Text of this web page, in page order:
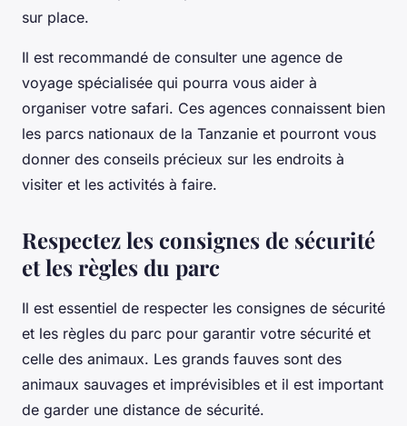
sur place.
Il est recommandé de consulter une agence de
voyage spécialisée qui pourra vous aider à
organiser votre safari. Ces agences connaissent bien
les parcs nationaux de la Tanzanie et pourront vous
donner des conseils précieux sur les endroits à
visiter et les activités à faire.
Respectez les consignes de sécurité
et les règles du parc
Il est essentiel de respecter les consignes de sécurité
et les règles du parc pour garantir votre sécurité et
celle des animaux. Les grands fauves sont des
animaux sauvages et imprévisibles et il est important
de garder une distance de sécurité.